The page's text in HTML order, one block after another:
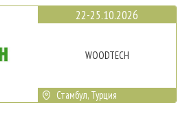
22-25.10.2026
WOODTECH
Стамбул, Турция